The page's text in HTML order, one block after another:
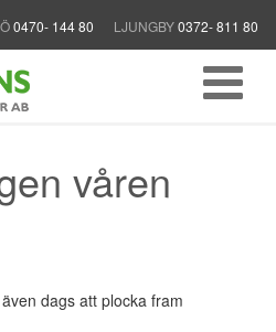
0470- 144 80 LJUNGBY0372- 811 80
våren
dags att plocka fram